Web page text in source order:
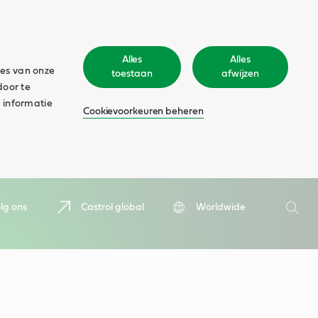
van onze
te
informatie
Alles
toestaan
Alles
afwijzen
Cookievoorkeuren beheren
ons Castrol global
Worldwide
Zoeken